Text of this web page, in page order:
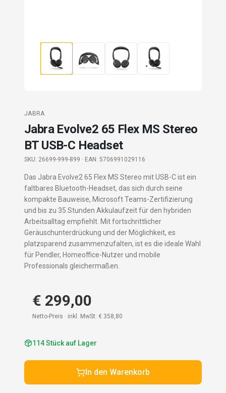
JABRA
Jabra Evolve2 65 Flex MS Stereo
BT USB-C Headset
SKU: 26699-999-899 · EAN: 5706991029116
Das Jabra Evolve2 65 Flex MS Stereo mit USB-C ist ein
faltbares Bluetooth-Headset, das sich durch seine
kompakte Bauweise, Microsoft Teams-Zertifizierung
und bis zu 35 Stunden Akkulaufzeit für den hybriden
Arbeitsalltag empfiehlt. Mit fortschrittlicher
Geräuschunterdrückung und der Möglichkeit, es
platzsparend zusammenzufalten, ist es die ideale Wahl
für Pendler, Homeoffice-Nutzer und mobile
Professionals gleichermaßen.
€ 299,00
Netto-Preis · inkl. MwSt: € 358,80
114Stück auf Lager
In den Warenkorb